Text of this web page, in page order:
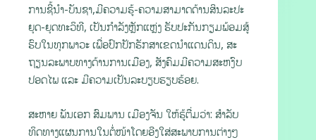
ການຊີ້ນໍາ-ບັນຊາ,ມີຄວາມຮູ້-ຄວາມສາມາດດ້ານສິນລະປະ
ຍຸດ-ຍຸດທະວິທີ, ເປັນກຳລັງຫຼັກແຫຼ່ງ ຮັບປະກັນກຽມພ້ອມສູ້
ຮົບໃນທຸກພາວະ ເພື່ອປົກປັກຮັກສາເຂດນໍາແດນດິນ, ສະ
ຖຽນລະພາບທາງດ້ານການເມືອງ, ສັງຄົມມີຄວາມສະຫງົບ
ປອດໄພ ແລະ ມີຄວາມເປັນລະບຽບຮຽບຮ້ອຍ.
ສະຫາຍ ພັນເອກ ສົມພານ ເມືອງຈັນ ໃຫ້ຮູ້ຕື່ມວ່າ: ສໍາລັບ
ທິດທາງແຜນການໃນຕໍ່ໜ້າໂດຍອີງໃສ່ສະພາບການຕ່າງໆ